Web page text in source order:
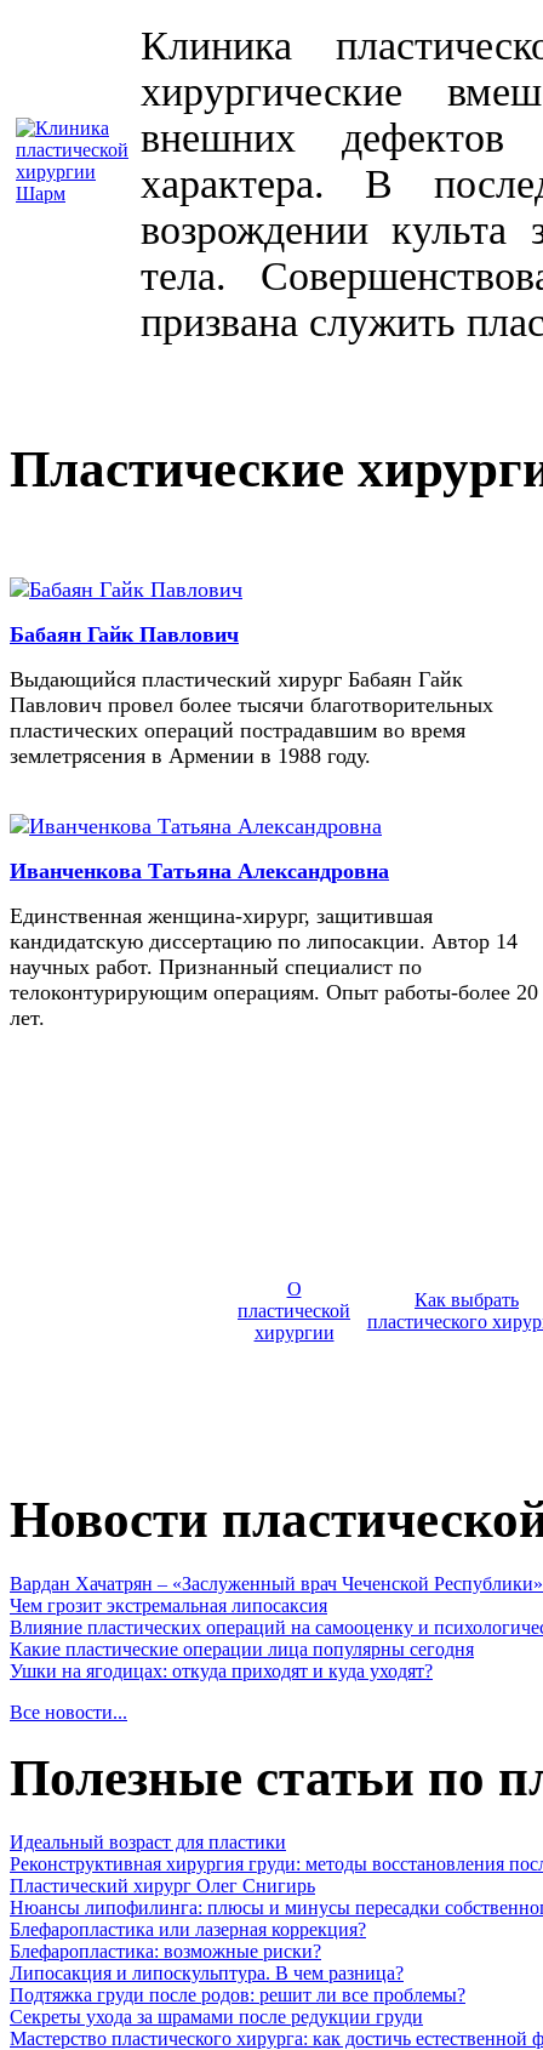
Клиника
хирургические
внешних дефектов
характера. В
возрождении культа
тела.
призвана служить
Пластические
Бабаян Гайк Павлович
Выдающийся пластический хирург Бабаян Гайк
Павлович провел более тысячи благотворительных
пластических операций пострадавшим во время
землетрясения в Армении в 1988 году.
Иванченкова Татьяна Александровна
Единственная женщина-хирург, защитившая
кандидатскую диссертацию по липосакции. Автор 14
научных работ. Признанный специалист по
телоконтурирующим операциям. Опыт работы-более 20
лет.
О
пластической
хирургии
Как выбрать
пластического
Новости
Вардан Хачатрян – «Заслуженный врач Чеченской Республики»
Чем грозит экстремальная липосаксия
Влияние пластических операций на самооценку и
Какие пластические операции лица популярны сегодня
Ушки на ягодицах: откуда приходят и куда уходят?
Все новости...
Полезные статьи по
Идеальный возраст для пластики
Реконструктивная хирургия груди: методы восстановления
Пластический хирург Олег Снигирь
Нюансы липофилинга: плюсы и минусы пересадки
Блефаропластика или лазерная коррекция?
Блефаропластика: возможные риски?
Липосакция и липоскульптура. В чем разница?
Подтяжка груди после родов: решит ли все проблемы?
Секреты ухода за шрамами после редукции груди
Мастерство пластического хирурга: как достичь